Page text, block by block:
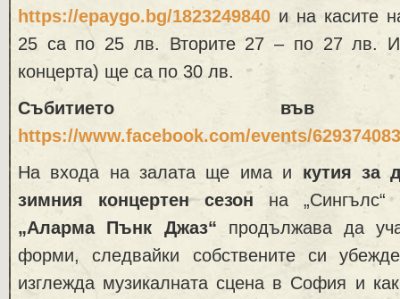
https://epaygo.bg/1823249840 и на касите
25 са по 25 лв. Вторите 27 – по 27 лв.
концерта) ще са по 30 лв.
Събитието във
https://www.facebook.com/events/
На входа на залата ще има и кутия за
зимния концертен сезон на
„Аларма Пънк Джаз“ продължава да
форми, следвайки собствените си
изглежда музикалната сцена в София и